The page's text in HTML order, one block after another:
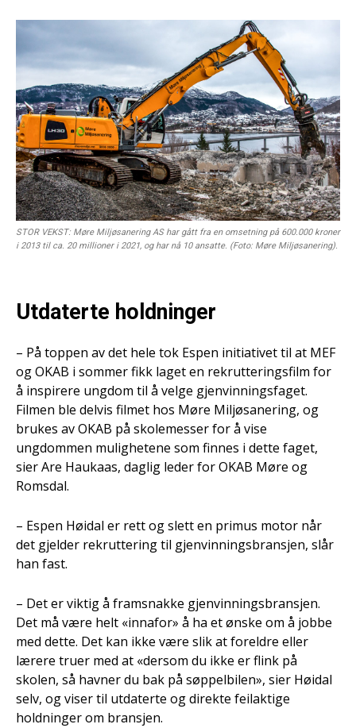
STOR VEKST: Møre Miljøsanering AS har gått fra en omsetning på 600.000 kroner
i 2013 til ca. 20 millioner i 2021, og har nå 10 ansatte. (Foto: Møre Miljøsanering).
Utdaterte holdninger
– På toppen av det hele tok Espen initiativet til at MEF
og OKAB i sommer fikk laget en rekrutteringsfilm for
å inspirere ungdom til å velge gjenvinningsfaget.
Filmen ble delvis filmet hos Møre Miljøsanering, og
brukes av OKAB på skolemesser for å vise
ungdommen mulighetene som finnes i dette faget,
sier Are Haukaas, daglig leder for OKAB Møre og
Romsdal.
– Espen Høidal er rett og slett en primus motor når
det gjelder rekruttering til gjenvinningsbransjen, slår
han fast.
– Det er viktig å framsnakke gjenvinningsbransjen.
Det må være helt «innafor» å ha et ønske om å jobbe
med dette. Det kan ikke være slik at foreldre eller
lærere truer med at «dersom du ikke er flink på
skolen, så havner du bak på søppelbilen», sier Høidal
selv, og viser til utdaterte og direkte feilaktige
holdninger om bransjen.